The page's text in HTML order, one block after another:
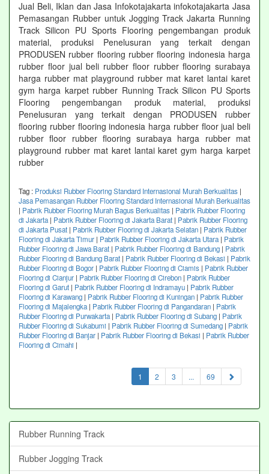
Jual Beli, Iklan dan Jasa Infokotajakarta infokotajakarta Jasa
Pemasangan Rubber untuk Jogging Track Jakarta Running
Track Silicon PU Sports Flooring pengembangan produk
material, produksi Penelusuran yang terkait dengan
PRODUSEN rubber flooring rubber flooring indonesia harga
rubber floor jual beli rubber floor rubber flooring surabaya
harga rubber mat playground rubber mat karet lantai karet
gym harga karpet rubber Running Track Silicon PU Sports
Flooring pengembangan produk material, produksi
Penelusuran yang terkait dengan PRODUSEN rubber
flooring rubber flooring indonesia harga rubber floor jual beli
rubber floor rubber flooring surabaya harga rubber mat
playground rubber mat karet lantai karet gym harga karpet
rubber
Tag : Produksi Rubber Flooring Standard Internasional Murah Berkualitas |
Jasa Pemasangan Rubber Flooring Standard Internasional Murah Berkualitas
| Pabrik Rubber Flooring Murah Bagus Berkualitas | Pabrik Rubber Flooring
di Jakarta| Pabrik Rubber Flooring di Jakarta Barat | Pabrik Rubber Flooring
di Jakarta Pusat | Pabrik Rubber Flooring di Jakarta Selatan | Pabrik Rubber
Flooring di Jakarta Timur | Pabrik Rubber Flooring di Jakarta Utara| Pabrik
Rubber Flooring di Jawa Barat | Pabrik Rubber Flooring di Bandung | Pabrik
Rubber Flooring di Bandung Barat | Pabrik Rubber Flooring di Bekasi | Pabrik
Rubber Flooring di Bogor | Pabrik Rubber Flooring di Ciamis | Pabrik Rubber
Flooring di Cianjur | Pabrik Rubber Flooring di Cirebon | Pabrik Rubber
Flooring di Garut | Pabrik Rubber Flooring di Indramayu | Pabrik Rubber
Flooring di Karawang | Pabrik Rubber Flooring di Kuningan | Pabrik Rubber
Flooring di Majalengka| Pabrik Rubber Flooring di Pangandaran | Pabrik
Rubber Flooring di Purwakarta| Pabrik Rubber Flooring di Subang | Pabrik
Rubber Flooring di Sukabumi | Pabrik Rubber Flooring di Sumedang | Pabrik
Rubber Flooring di Banjar | Pabrik Rubber Flooring di Bekasi | Pabrik Rubber
Flooring di Cimahi |
1 (current)
2 3 ... 69
Rubber Running Track
Rubber Jogging Track